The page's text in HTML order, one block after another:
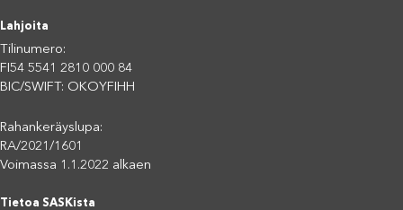
Lahjoita
Tilinumero:
FI54 5541 2810 000 84
BIC/SWIFT: OKOYFIHH
Rahankeräyslupa:
RA/2021/1601
Voimassa 1.1.2022 alkaen
Tietoa SASKista